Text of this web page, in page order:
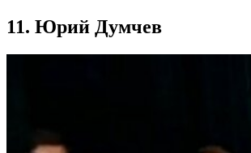
11. Юрий Думчев